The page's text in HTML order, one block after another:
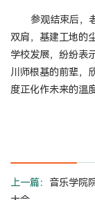
参观结束后，
双肩，基建工地的
学校发展，纷纷表
川师根基的前辈，
度正化作未来的温
上一篇： 音乐学院